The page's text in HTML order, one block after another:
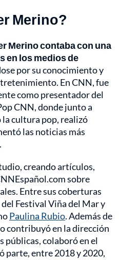
Merino?
Merino contaba con una
en los medios de
por su conocimiento y
En CNN, fue
como presentador del
CNN, donde junto a
cultura pop, realizó
las noticias más
creando artículos,
sobre
Entre sus coberturas
Festival Viña del Mar y
Paulina Rubio. Además de
contribuyó en la dirección
públicas, colaboró en el
parte, entre 2018 y 2020,